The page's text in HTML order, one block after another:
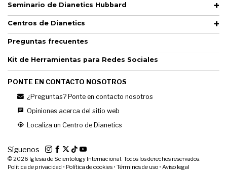
Seminario de Dianetics Hubbard
Centros de Dianetics
Preguntas frecuentes
Kit de Herramientas para Redes Sociales
PONTE EN CONTACTO NOSOTROS
¿Preguntas? Ponte en contacto nosotros
Opiniones acerca del sitio web
Localiza un Centro de Dianetics
Síguenos
© 2026 Iglesia de Scientology Internacional. Todos los derechos reservados.
Política de privacidad • Política de cookies • Términos de uso • Aviso legal